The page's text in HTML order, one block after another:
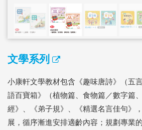
文學系列
小康軒文學教材包含《趣味唐詩》（五
語百寶箱》（植物篇、食物篇／數字篇
經》、《弟子規》、《精選名言佳句》
展，循序漸進安排適齡內容；規劃專業